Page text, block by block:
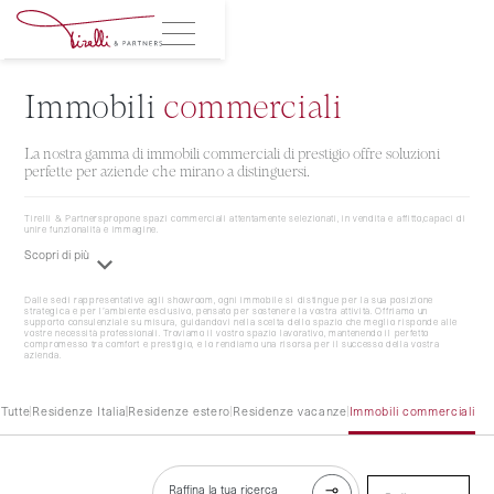
Immobili commerciali
La nostra gamma di immobili commerciali di prestigio offre soluzioni
perfette per aziende che mirano a distinguersi.
Tirelli & Partnerspropone spazi commerciali attentamente selezionati, in vendita e affitto,capaci di
unire funzionalità e immagine.
Scopri di più
Dalle sedi rappresentative agli showroom, ogni immobile si distingue per la sua posizione
strategica e per l’ambiente esclusivo, pensato per sostenere la vostra attività. Offriamo un
supporto consulenziale su misura, guidandovi nella scelta dello spazio che meglio risponde alle
vostre necessità professionali. Troviamo il vostro spazio lavorativo, mantenendo il perfetto
compromesso tra comfort e prestigio, e lo rendiamo una risorsa per il successo della vostra
azienda.
TutteResidenze ItaliaResidenze esteroResidenze vacanze Immobili commerciali
Raffina la tua ricerca